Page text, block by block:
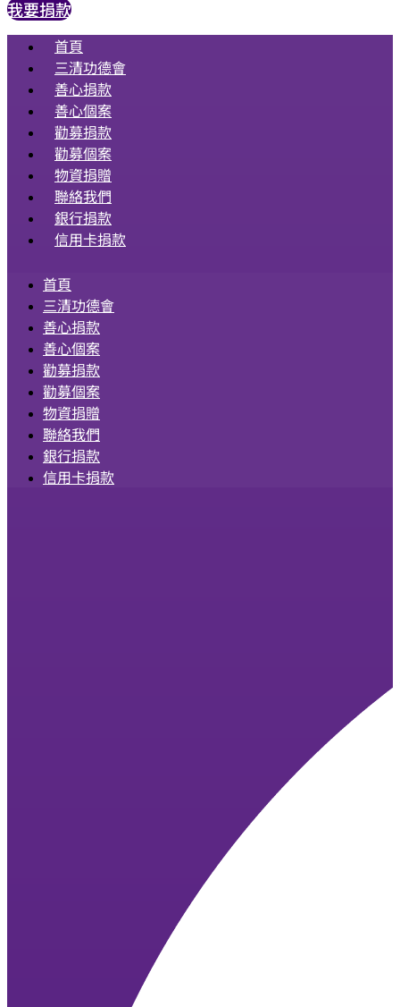
我要捐款
首頁
三清功德會
善心捐款
善心個案
勸募捐款
勸募個案
物資捐贈
聯絡我們
銀行捐款
信用卡捐款
首頁
三清功德會
善心捐款
善心個案
勸募捐款
勸募個案
物資捐贈
聯絡我們
銀行捐款
信用卡捐款